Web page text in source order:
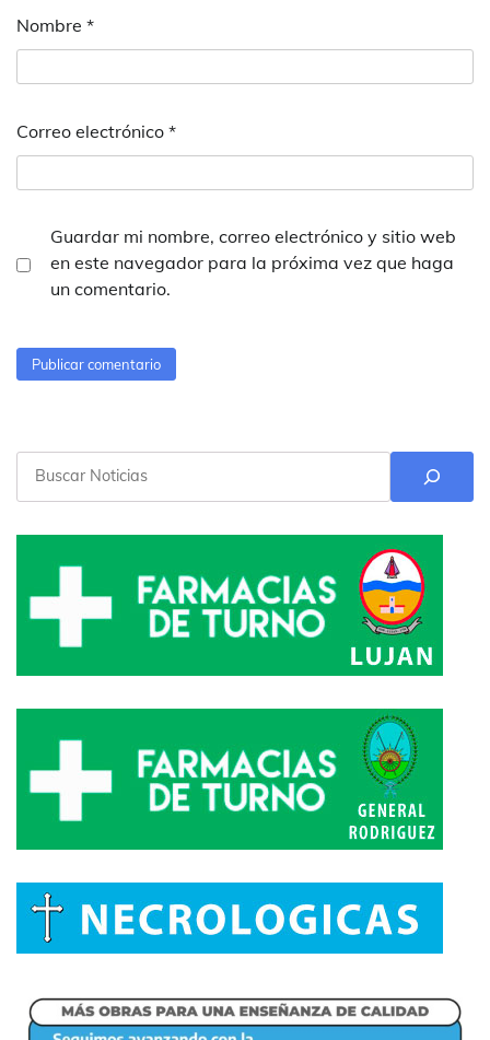
Nombre *
Correo electrónico *
Guardar mi nombre, correo electrónico y sitio web
en este navegador para la próxima vez que haga
un comentario.